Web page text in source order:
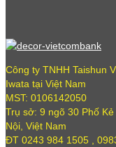
Công ty TNHH Taishun
Iwata tại Việt Nam
MST: 0106142050
Trụ sở: 9 ngõ 30 Phố
Nội, Việt Nam
ĐT 0243 984 1505 ,